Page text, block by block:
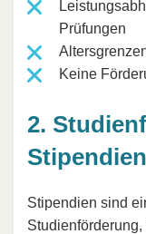
Prüfungen
Keine
2.
Stipendien
Stipendien sind